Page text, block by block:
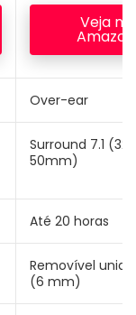
Veja na
Amazon
Over-ear
Surround 7.1 (32
50mm)
Até 20 horas
Removível
(6 mm)